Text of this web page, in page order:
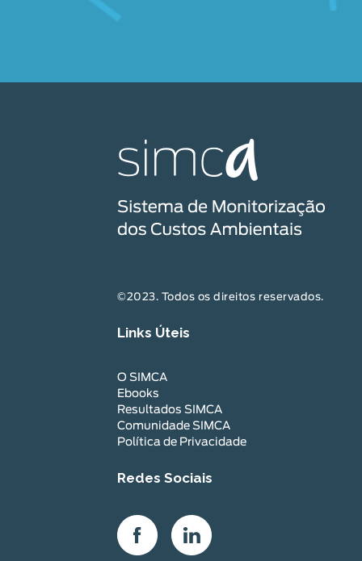
©2023. Todos os direitos reservados.
Links Úteis
O SIMCA
Ebooks
Resultados SIMCA
Comunidade SIMCA
Política de Privacidade
Redes Sociais